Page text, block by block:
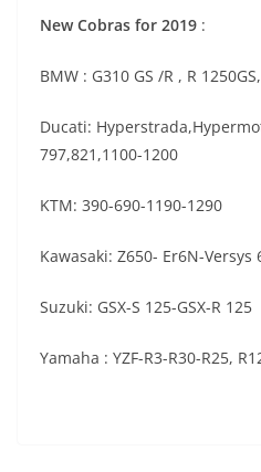
New Cobras for 2019 :
BMW : G310 GS /R , R
Ducati:
797,821,1100-1200
KTM: 390-690-1190-1290
Kawasaki: Z650- Er6N-
Suzuki: GSX-S 125-GSX-R 125
Yamaha : YZF-R3-R30-R25,